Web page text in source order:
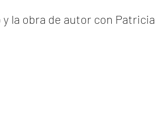
la obra de autor con Patricia